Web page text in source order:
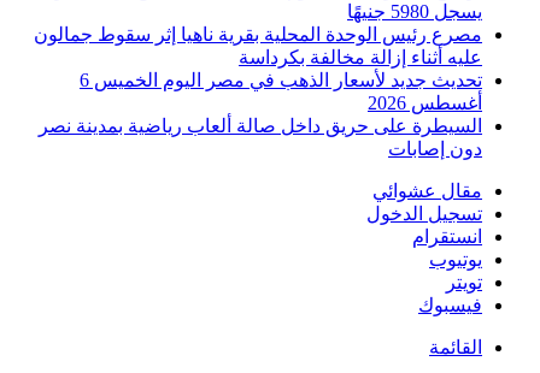
يسجل 5980 جنيهًا
مصرع رئيس الوحدة المحلية بقرية ناهيا إثر سقوط جمالون
عليه أثناء إزالة مخالفة بكرداسة
تحديث جديد لأسعار الذهب في مصر اليوم الخميس 6
أغسطس 2026
السيطرة على حريق داخل صالة ألعاب رياضية بمدينة نصر
دون إصابات
مقال عشوائي
تسجيل الدخول
انستقرام
يوتيوب
تويتر
فيسبوك
القائمة